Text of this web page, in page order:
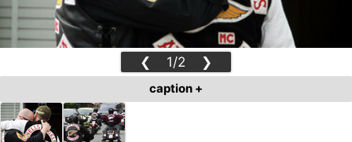
❮ 1/2 ❯
caption +